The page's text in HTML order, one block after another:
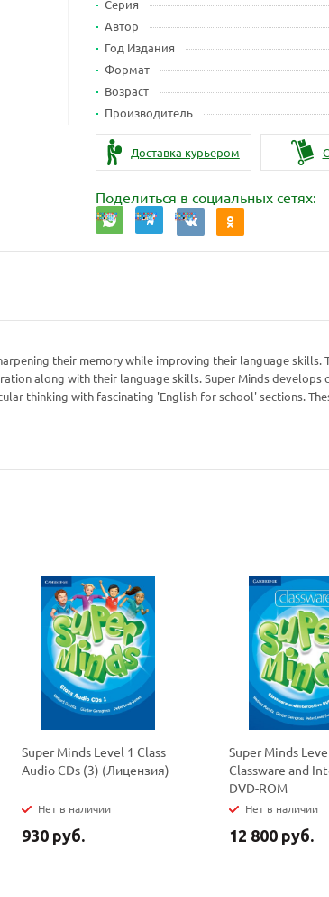
Серия
Автор
Год Издания
Формат
Возраст
Производитель
Доставка курьером
Поделиться в социальных сетях:
their memory while improving their language skills.
along with their language skills. Super Minds
thinking with fascinating 'English for school' sections.
Super Minds Level 1 Class
Audio CDs (3) (Лицензия)
Нет в наличии
930 руб.
Super Minds
Classware and
DVD-ROM
Нет в наличии
12 800 руб.
политикой
конфидициальности
политикой
конфидициальности